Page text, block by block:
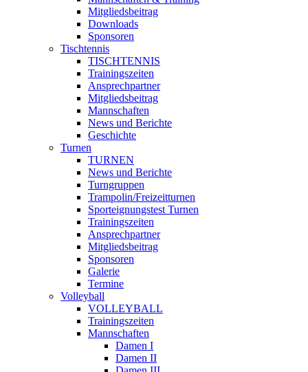
Mitgliedsbeitrag
Downloads
Sponsoren
Tischtennis
TISCHTENNIS
Trainingszeiten
Ansprechpartner
Mitgliedsbeitrag
Mannschaften
News und Berichte
Geschichte
Turnen
TURNEN
News und Berichte
Turngruppen
Trampolin/Freizeitturnen
Sporteignungstest Turnen
Trainingszeiten
Ansprechpartner
Mitgliedsbeitrag
Sponsoren
Galerie
Termine
Volleyball
VOLLEYBALL
Trainingszeiten
Mannschaften
Damen I
Damen II